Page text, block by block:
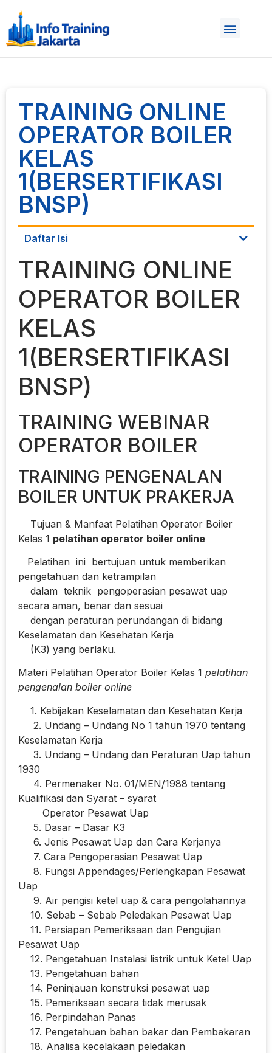
TRAINING ONLINE
OPERATOR BOILER
KELAS
1(BERSERTIFIKASI
BNSP)
Daftar Isi
TRAINING ONLINE
OPERATOR BOILER
KELAS
1(BERSERTIFIKASI
BNSP)
TRAINING WEBINAR
OPERATOR BOILER
TRAINING PENGENALAN
BOILER UNTUK PRAKERJA
Tujuan & Manfaat Pelatihan Operator Boiler
Kelas 1 pelatihan operator boiler online
Pelatihan ini bertujuan untuk memberikan
pengetahuan dan ketrampilan
dalam teknik pengoperasian pesawat uap
secara aman, benar dan sesuai
dengan peraturan perundangan di bidang
Keselamatan dan Kesehatan Kerja
(K3) yang berlaku.
Materi Pelatihan Operator Boiler Kelas 1 pelatihan
pengenalan boiler online
1. Kebijakan Keselamatan dan Kesehatan Kerja
2. Undang – Undang No 1 tahun 1970 tentang
Keselamatan Kerja
3. Undang – Undang dan Peraturan Uap tahun
1930
4. Permenaker No. 01/MEN/1988 tentang
Kualifikasi dan Syarat – syarat
Operator Pesawat Uap
5. Dasar – Dasar K3
6. Jenis Pesawat Uap dan Cara Kerjanya
7. Cara Pengoperasian Pesawat Uap
8. Fungsi Appendages/Perlengkapan Pesawat
Uap
9. Air pengisi ketel uap & cara pengolahannya
10. Sebab – Sebab Peledakan Pesawat Uap
11. Persiapan Pemeriksaan dan Pengujian
Pesawat Uap
12. Pengetahuan Instalasi listrik untuk Ketel Uap
13. Pengetahuan bahan
14. Peninjauan konstruksi pesawat uap
15. Pemeriksaan secara tidak merusak
16. Perpindahan Panas
17. Pengetahuan bahan bakar dan Pembakaran
18. Analisa kecelakaan peledakan